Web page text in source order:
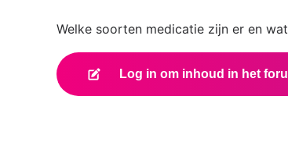
Welke soorten medicatie zijn er en
Log in om inhoud in het